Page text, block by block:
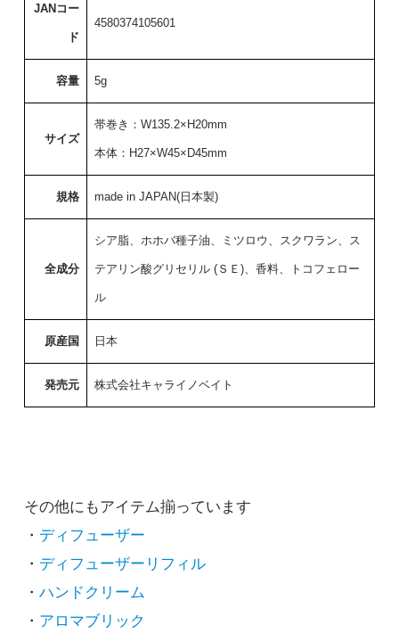
JANコー
ド
4580374105601
容量 5g
サイズ
帯巻き：W135.2×H20mm
本体：H27×W45×D45mm
規格 made in JAPAN(日本製)
全成分
シア脂、ホホバ種子油、ミツロウ、スクワラン、ス
テアリン酸グリセリル (ＳＥ)、香料、トコフェロー
ル
原産国 日本
発売元 株式会社キャライノベイト
その他にもアイテム揃っています
・ ディフューザー
・ ディフューザーリフィル
・ ハンドクリーム
・ アロマブリック